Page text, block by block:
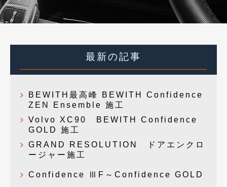
最新の記事
BEWITH最高峰 BEWITH Confidence
ZEN Ensemble 施工
Volvo XC90 BEWITH Confidence
GOLD 施工
GRAND RESOLUTION ドアエンクロ
ージャー施工
Confidence ⅢF～Confidence GOLD